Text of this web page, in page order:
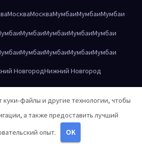
МоскваМоскваМумбаиМумбаиМумбаи
МумбаиМумбаиМумбаиМумбаи
МумбаиМумбаиМумбаиМумбаи
НовгородНижний Новгород
Нижний НовгородНижний Новгород
Нижний Новгород Нижний Новгород
куки-файлы и другие технологии, чтобы
а также предоставить лучший
опыт.
OK